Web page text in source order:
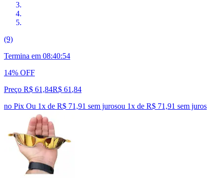
(9)
Termina em 08:40:53
14% OFF
Preço R$ 61,84R$ 61 ,84
no Pix Ou 1x de R$ 71,91 sem jurosou 1x de R$ 71,91 sem juros